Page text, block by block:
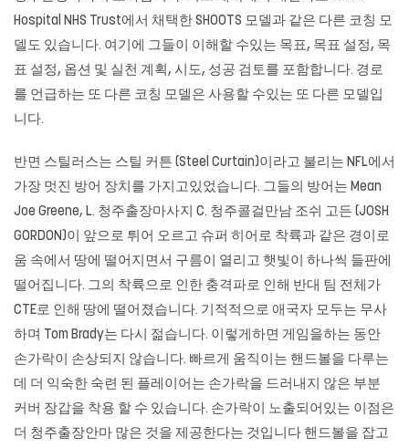
Hospital NHS Trust에서 채택한 SHOOTS 모델과 같은 다른 코칭 모
델도 있습니다. 여기에 그들이 이해할 수있는 목표, 목표 설정, 목
표 설정, 옵션 및 실천 계획, 시도, 성공 검토를 포함합니다. 경로
를 언급하는 또 다른 코칭 모델은 사용할 수있는 또 다른 모델입
니다.
반면 스틸러스는 스틸 커튼 (Steel Curtain)이라고 불리는 NFL에서
가장 멋진 방어 장치를 가지고있었습니다. 그들의 방어는 Mean
Joe Greene, L. 청주출장마사지 C. 청주콜걸만남 조쉬 고든 (JOSH
GORDON)이 앞으로 튀어 오르고 슈퍼 히어로 착륙과 같은 경이로
움 속에서 땅에 떨어지면서 구름이 열리고 햇빛이 하나씩 들판에
떨어집니다. 그의 착륙으로 인한 충격파로 인해 반대 팀 전체가
CTE로 인해 땅에 떨어졌습니다. 기적적으로 애국자 모두는 무사
하며 Tom Brady는 다시 젊습니다. 이렇게하면 게임을하는 동안
손가락이 손상되지 않습니다. 빠르게 움직이는 핸드볼을 다루는
데 더 익숙한 숙련 된 플레이어는 손가락을 드러내지 않은 부분
커버 장갑을 착용 할 수 있습니다. 손가락이 노출되어있는 이점은
더 청주출장안마 많은 것을 제공한다는 것입니다 핸드볼을 잡고